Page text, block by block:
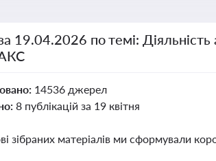
19.04.2026 по темі:
14536 джерел
8 публікацій за 19 квітня
зібраних матеріалів ми сформували